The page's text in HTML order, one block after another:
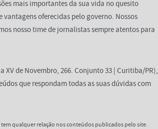
mais importantes da sua vida no quesito
oferecidas pelo governo. Nossos
nosso time de jornalistas sempre atentos para
XV de Novembro, 266. Conjunto 33 | Curitiba/PR),
que respondam todas as suas dúvidas com
qualquer relação nos conteúdos publicados pelo site.